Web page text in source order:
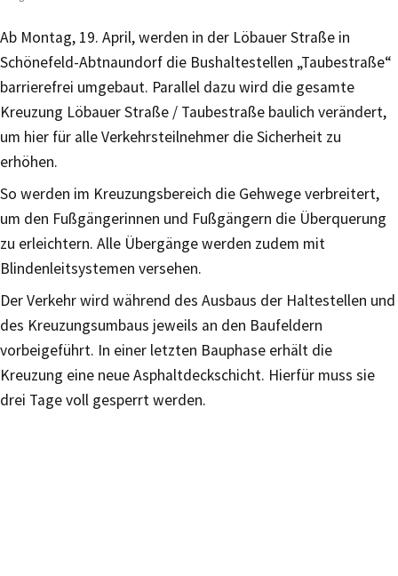
Ab Montag, 19. April, werden in der Löbauer Straße in
Schönefeld-Abtnaundorf die Bushaltestellen „Taubestraße“
barrierefrei umgebaut. Parallel dazu wird die gesamte
Kreuzung Löbauer Straße / Taubestraße baulich verändert,
um hier für alle Verkehrsteilnehmer die Sicherheit zu
erhöhen.
So werden im Kreuzungsbereich die Gehwege verbreitert,
um den Fußgängerinnen und Fußgängern die Überquerung
zu erleichtern. Alle Übergänge werden zudem mit
Blindenleitsystemen versehen.
Der Verkehr wird während des Ausbaus der Haltestellen und
des Kreuzungsumbaus jeweils an den Baufeldern
vorbeigeführt. In einer letzten Bauphase erhält die
Kreuzung eine neue Asphaltdeckschicht. Hierfür muss sie
drei Tage voll gesperrt werden.